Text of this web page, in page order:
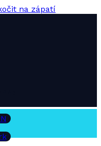
na zápatí